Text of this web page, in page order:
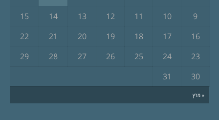
« מרץ
9
10
11
12
13
14
15
16
17
18
19
20
21
22
23
24
25
26
27
28
29
30
31